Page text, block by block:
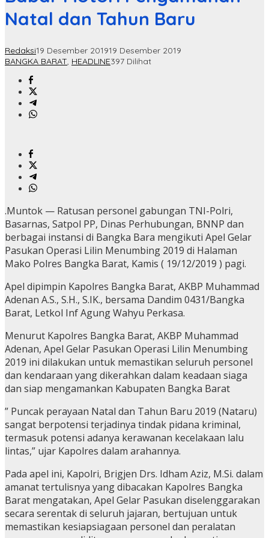
Natal dan Tahun Baru
Redaksi19 Desember 201919 Desember 2019
BANGKA BARAT, HEADLINE397 Dilihat
.Muntok — Ratusan personel gabungan TNI-Polri,
Basarnas, Satpol PP, Dinas Perhubungan, BNNP dan
berbagai instansi di Bangka Bara mengikuti Apel Gelar
Pasukan Operasi Lilin Menumbing 2019 di Halaman
Mako Polres Bangka Barat, Kamis ( 19/12/2019 ) pagi.
Apel dipimpin Kapolres Bangka Barat, AKBP Muhammad
Adenan A.S., S.H., S.IK., bersama Dandim 0431/Bangka
Barat, Letkol Inf Agung Wahyu Perkasa.
Menurut Kapolres Bangka Barat, AKBP Muhammad
Adenan, Apel Gelar Pasukan Operasi Lilin Menumbing
2019 ini dilakukan untuk memastikan seluruh personel
dan kendaraan yang dikerahkan dalam keadaan siaga
dan siap mengamankan Kabupaten Bangka Barat
” Puncak perayaan Natal dan Tahun Baru 2019 (Nataru)
sangat berpotensi terjadinya tindak pidana kriminal,
termasuk potensi adanya kerawanan kecelakaan lalu
lintas,” ujar Kapolres dalam arahannya.
Pada apel ini, Kapolri, Brigjen Drs. Idham Aziz, M.Si. dalam
amanat tertulisnya yang dibacakan Kapolres Bangka
Barat mengatakan, Apel Gelar Pasukan diselenggarakan
secara serentak di seluruh jajaran, bertujuan untuk
memastikan kesiapsiagaan personel dan peralatan